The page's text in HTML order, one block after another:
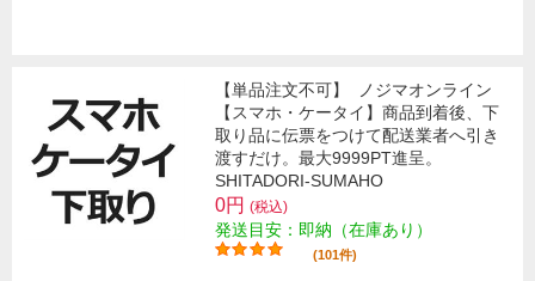
【単品注文不可】
ノジマオンライン
【スマホ・ケータイ】商品到着後、下
取り品に伝票をつけて配送業者へ引き
渡すだけ。最大9999PT進呈。
SHITADORI-SUMAHO
0円 (税込)
発送目安：即納（在庫あり）
(101件)